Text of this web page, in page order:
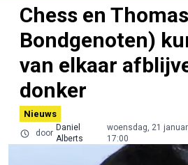
Chess en
Bondgenoten)
van elkaar
donker
Nieuws
door
Daniel
Alberts
woensdag, 21
17:00